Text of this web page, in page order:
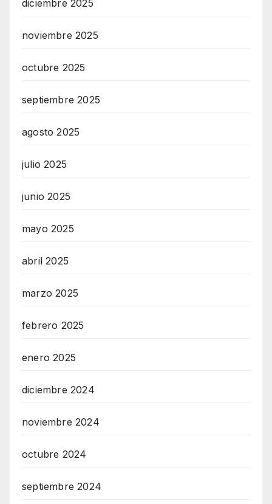
diciembre 2025
noviembre 2025
octubre 2025
septiembre 2025
agosto 2025
julio 2025
junio 2025
mayo 2025
abril 2025
marzo 2025
febrero 2025
enero 2025
diciembre 2024
noviembre 2024
octubre 2024
septiembre 2024